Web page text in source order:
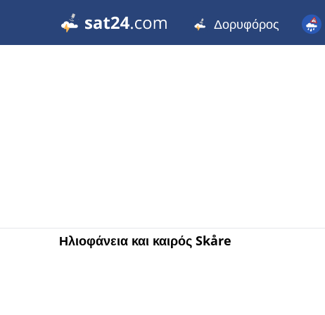
Δορυφόρος
Ηλιοφάνεια και καιρός Skåre